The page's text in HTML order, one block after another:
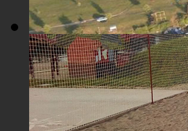
Плажа "Топољар" - Поглед из ваздуха